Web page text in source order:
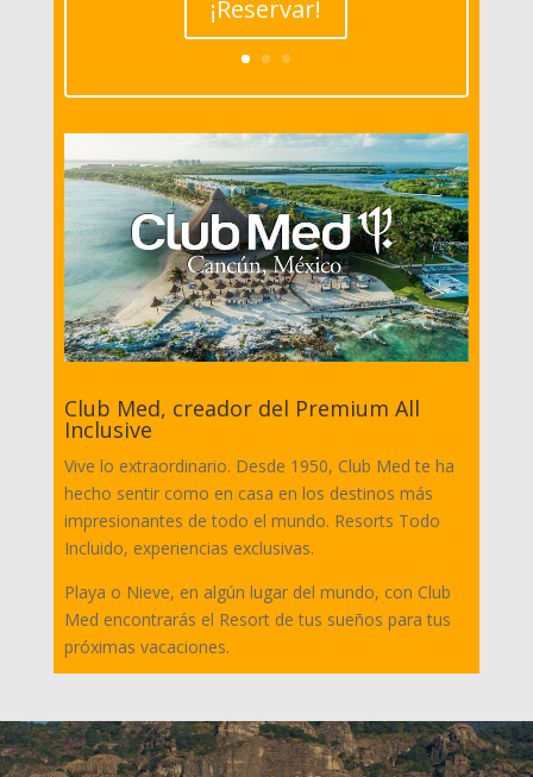
¡Reservar!
Club Med, creador del Premium All
Inclusive
Vive lo extraordinario. Desde 1950, Club Med te ha
hecho sentir como en casa en los destinos más
impresionantes de todo el mundo. Resorts Todo
Incluido, experiencias exclusivas.
Playa o Nieve, en algún lugar del mundo, con Club
Med encontrarás el Resort de tus sueños para tus
próximas vacaciones.